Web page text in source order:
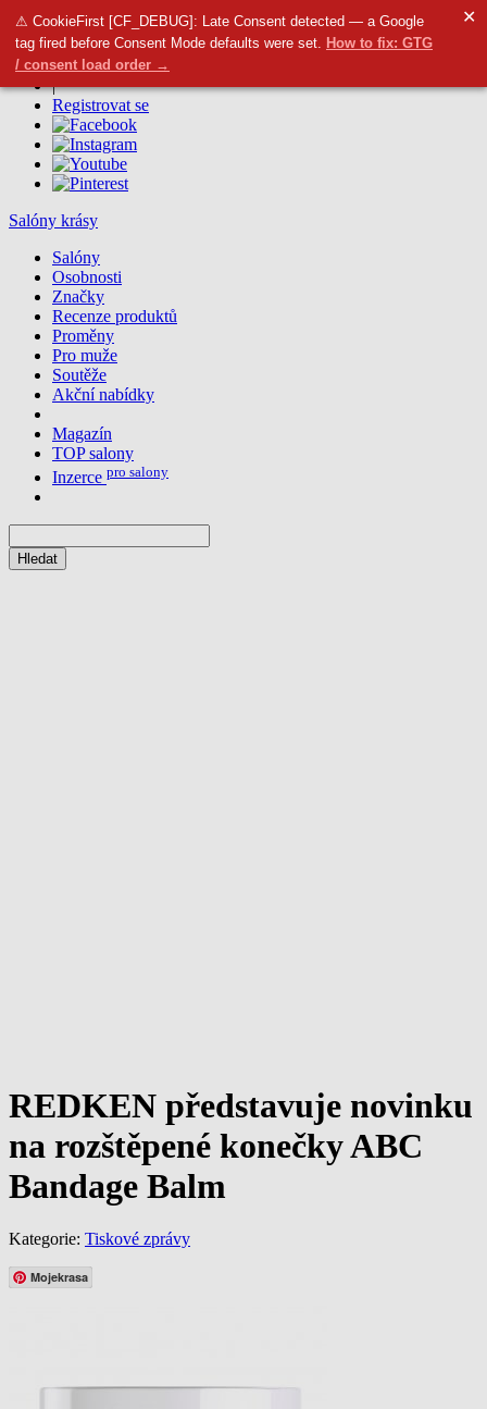
⚠ CookieFirst [CF_DEBUG]: Late Consent detected — a Google
tag fired before Consent Mode defaults were set. How to fix: GTG
/ consent load order →
✕
Přidat salon
|
Přihlásit se
|
Registrovat se
Salóny krásy
Salóny
Osobnosti
Značky
Recenze produktů
Proměny
Pro muže
Soutěže
Akční nabídky
Magazín
TOP salony
Inzerce pro salony
REDKEN představuje novinku
na rozštěpené konečky ABC
Bandage Balm
Kategorie: Tiskové zprávy
Mojekrasa